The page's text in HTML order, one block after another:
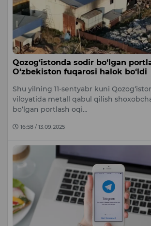
Qozog‘istonda sodir bo‘lgan
O‘zbekiston fuqarosi halok bo‘ldi
Shu yilning 11-sentyabr kuni
viloyatida metall qabul qilish
bo‘lgan portlash oqi…
16:58 / 13.09.2025